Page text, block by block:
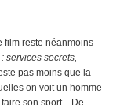
film reste néanmoins
services secrets,
pas moins que la
on voit un homme
son sport... De